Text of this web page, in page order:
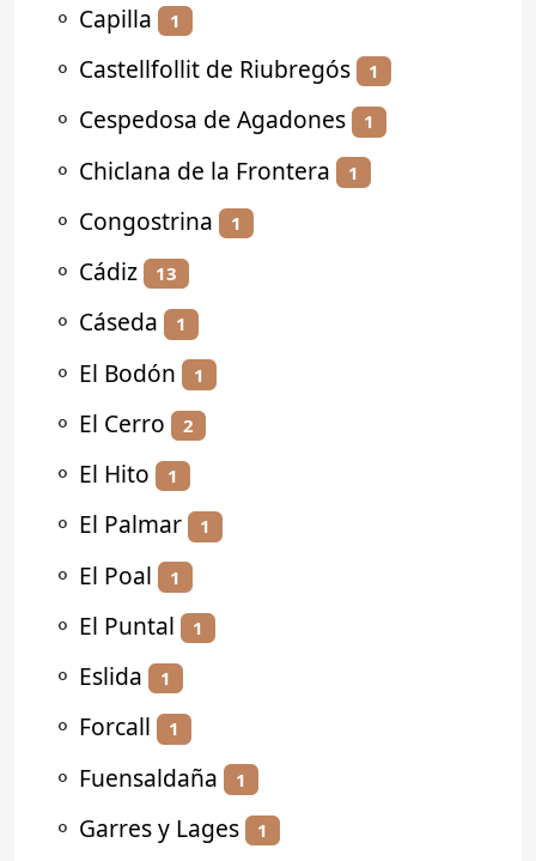
⚬ Capilla 1
⚬ Castellfollit de Riubregós 1
⚬ Cespedosa de Agadones 1
⚬ Chiclana de la Frontera 1
⚬ Congostrina 1
⚬ Cádiz 13
⚬ Cáseda 1
⚬ El Bodón 1
⚬ El Cerro 2
⚬ El Hito 1
⚬ El Palmar 1
⚬ El Poal 1
⚬ El Puntal 1
⚬ Eslida 1
⚬ Forcall 1
⚬ Fuensaldaña 1
⚬ Garres y Lages 1